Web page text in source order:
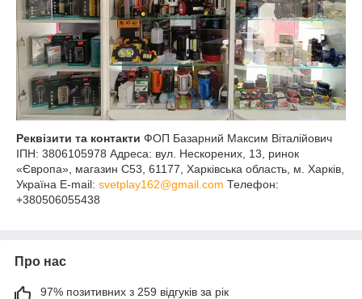
Реквізити та контакти ФОП Базарний Максим Віталійович
ІПН: 3806105978 Адреса: вул. Нескорених, 13, ринок
«Європа», магазин С53, 61177, Харківська область, м. Харків,
Україна E-mail: svetplay162@gmail.com Телефон:
+380506055438
Про нас
97% позитивних з 259 відгуків за рік